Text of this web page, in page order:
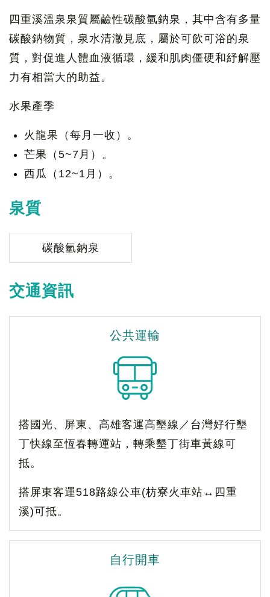
四重溪溫泉泉質屬鹼性碳酸氫鈉泉，其中含有多量
碳酸鈉物質，泉水清澈見底，屬於可飲可浴的泉
質，對促進人體血液循環，緩和肌肉僵硬和紓解壓
力有相當大的助益。
水果產季
火龍果（每月一收）。
芒果（5~7月）。
西瓜（12~1月）。
泉質
碳酸氫鈉泉
交通資訊
公共運輸
搭國光、屏東、高雄客運高墾線／台灣好行墾
丁快線至恆春轉運站，轉乘墾丁街車黃線可
抵。
搭屏東客運518路線公車(枋寮火車站↔四重
溪)可抵。
自行開車